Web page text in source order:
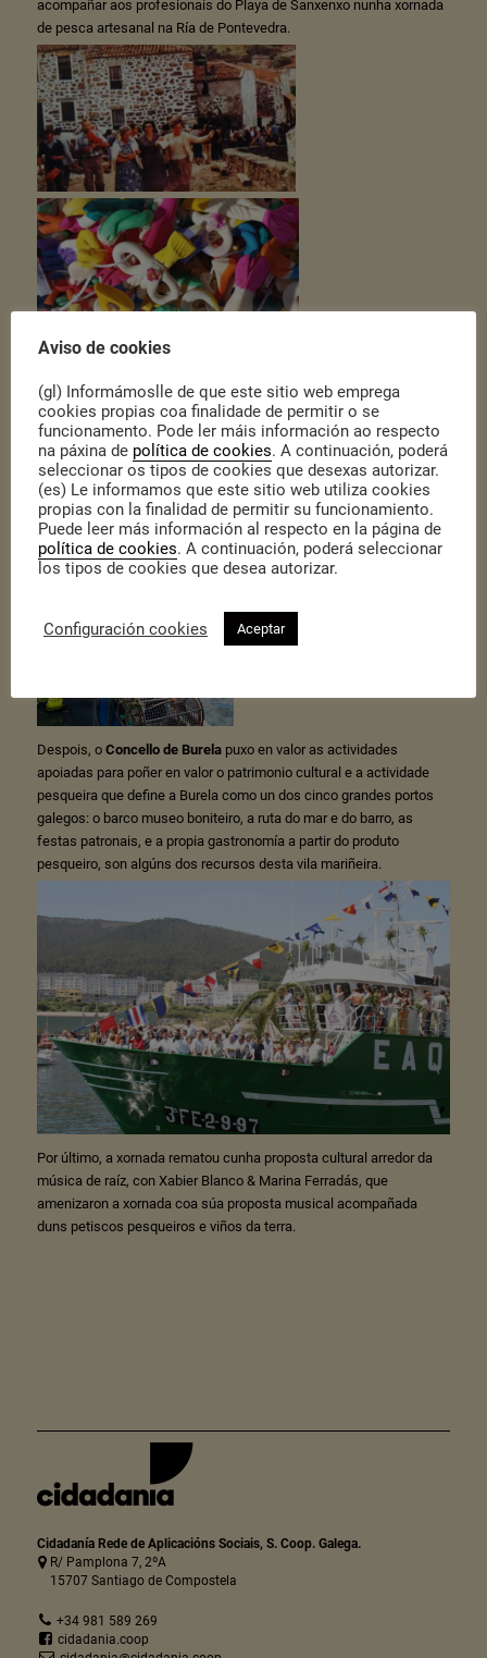
acompañar aos profesionais do Playa de Sanxenxo nunha xornada
de pesca artesanal na Ría de Pontevedra.
Despois, o Concello de Burelapuxo en valor as actividades
apoiadas para poñer en valor o patrimonio cultural e a actividade
pesqueira que define a Burela como un dos cinco grandes portos
galegos: o barco museo boniteiro, a ruta do mar e do barro, as
festas patronais, e a propia gastronomía a partir do produto
pesqueiro, son algúns dos recursos desta vila mariñeira.
Por último, a xornada rematou cunha proposta cultural arredor da
música de raíz, con Xabier Blanco & Marina Ferradás, que
amenizaron a xornada coa súa proposta musical acompañada
duns petiscos pesqueiros e viños da terra.
Cidadanía Rede de Aplicacións Sociais, S. Coop. Galega.
R/ Pamplona 7, 2ºA
15707 Santiago de Compostela
+34 981 589 269
cidadania.coop
Aviso de cookies
(gl) Informámoslle de que este sitio web emprega
cookies propias coa finalidade de permitir o se
funcionamento. Pode ler máis información ao respecto
na páxina de política de cookies. A continuación, poderá
seleccionar os tipos de cookies que desexas autorizar.
(es) Le informamos que este sitio web utiliza cookies
propias con la finalidad de permitir su funcionamiento.
Puede leer más información al respecto en la página de
política de cookies. A continuación, poderá seleccionar
los tipos de cookies que desea autorizar.
Configuración cookies Aceptar